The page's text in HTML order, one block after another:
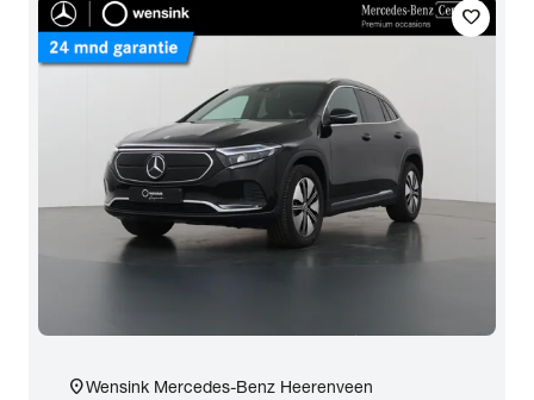
favorite
location_onWensink Mercedes-Benz Heerenveen